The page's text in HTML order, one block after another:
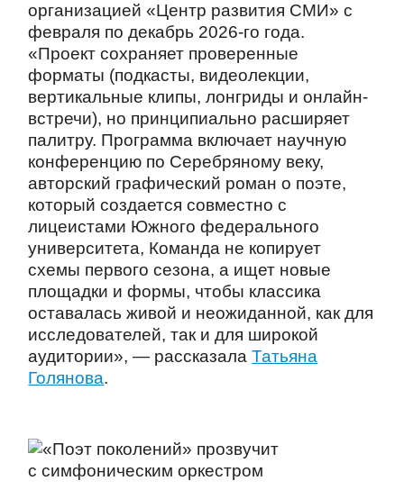
организацией «Центр развития СМИ» с
февраля по декабрь 2026-го года.
«Проект сохраняет проверенные
форматы (подкасты, видеолекции,
вертикальные клипы, лонгриды и онлайн-
встречи), но принципиально расширяет
палитру. Программа включает научную
конференцию по Серебряному веку,
авторский графический роман о поэте,
который создается совместно с
лицеистами Южного федерального
университета, Команда не копирует
схемы первого сезона, а ищет новые
площадки и формы, чтобы классика
оставалась живой и неожиданной, как для
исследователей, так и для широкой
аудитории», — рассказалаТатьяна
Голянова.